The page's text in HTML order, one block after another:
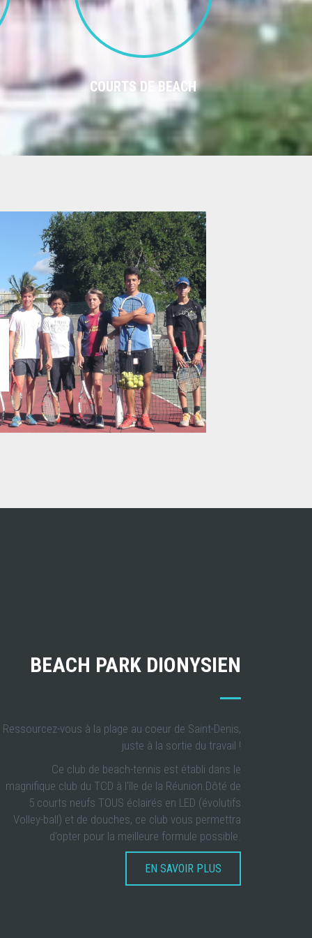
COURTS DE BEACH
BEACH PARK DIONYSIEN
Ressourcez-vous à la plage au coeur de Saint-Denis,
juste à la sortie du travail !
Ce club de beach-tennis est établi dans le
magnifique club du TCD à l'île de la Réunion.Dôté de
5 courts neufs TOUS éclairés en LED (évolutifs
Volley-ball) et de douches, ce club vous permettra
d'opter pour la meilleure formule possible.
EN SAVOIR PLUS